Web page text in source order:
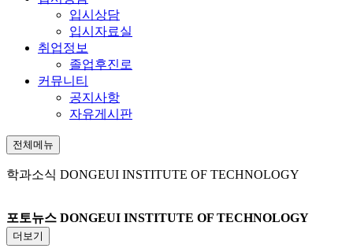
입시상담
입시자료실
취업정보
졸업후진로
커뮤니티
공지사항
자유게시판
전체메뉴
학과소식 DONGEUI INSTITUTE OF TECHNOLOGY
포토뉴스 DONGEUI INSTITUTE OF TECHNOLOGY
더보기